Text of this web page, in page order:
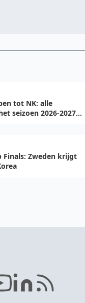
tot NK: alle
seizoen 2026-2027
Finals: Zweden krijgt